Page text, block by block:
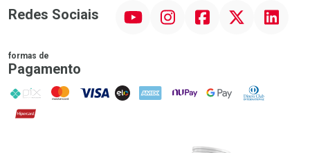
Redes Sociais InstagramFacebookTwitter Linkedin
formas de
Pagamento
PIX MasterCard
VISA ELO AMEX NuPay Google PayDiners Club
Hipercard